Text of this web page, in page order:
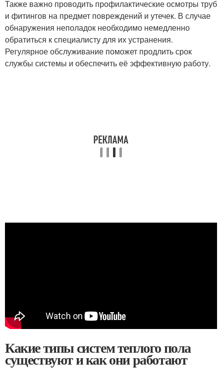
Также важно проводить профилактические осмотры труб
и фитингов на предмет повреждений и утечек. В случае
обнаружения неполадок необходимо немедленно
обратиться к специалисту для их устранения.
Регулярное обслуживание поможет продлить срок
службы системы и обеспечить её эффективную работу.
Какие типы систем теплого пола
существуют и как они работают